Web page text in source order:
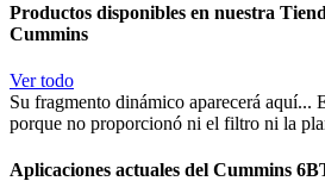
Productos disponibles en nuestra
Cummins
Ver todo
Su fragmento dinámico aparecerá aquí...
porque no proporcionó ni el filtro ni la
Aplicaciones actuales del Cummins